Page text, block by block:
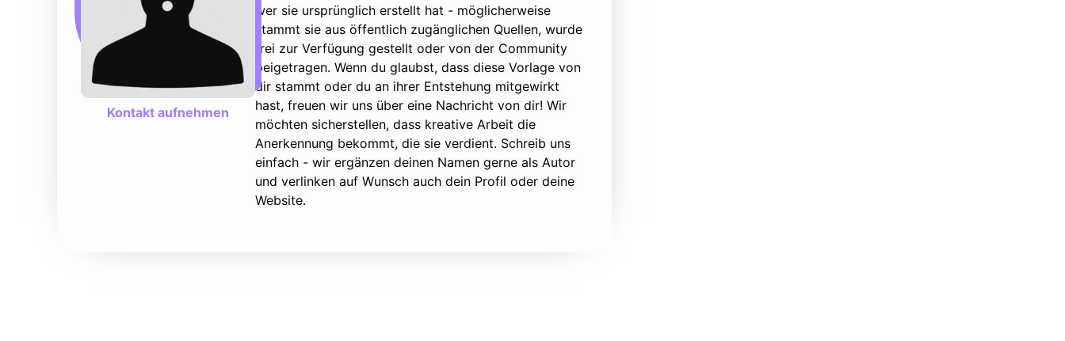
Kontakt aufnehmen
wer sie ursprünglich erstellt hat - möglicherweise
stammt sie aus öffentlich zugänglichen Quellen, wurde
frei zur Verfügung gestellt oder von der Community
beigetragen. Wenn du glaubst, dass diese Vorlage von
dir stammt oder du an ihrer Entstehung mitgewirkt
hast, freuen wir uns über eine Nachricht von dir! Wir
möchten sicherstellen, dass kreative Arbeit die
Anerkennung bekommt, die sie verdient. Schreib uns
einfach - wir ergänzen deinen Namen gerne als Autor
und verlinken auf Wunsch auch dein Profil oder deine
Website.